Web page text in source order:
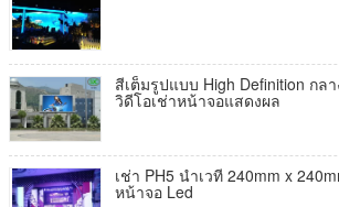
สีเต็มรูปแบบ High Definition กล
วิดีโอเช่าหน้าจอแสดงผล
เช่า PH5 นำเวที 240mm x
หน้าจอ Led